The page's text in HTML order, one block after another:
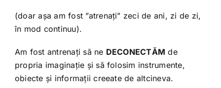
(doar așa am fost ”atrenați” zeci de ani, zi de zi,
în mod continuu).
Am fost antrenați să ne DECONECTĂM de
propria imaginație și să folosim instrumente,
obiecte și informații creeate de altcineva.